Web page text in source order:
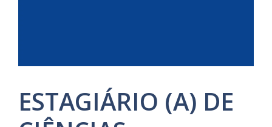
ESTAGIÁRIO (A) DE